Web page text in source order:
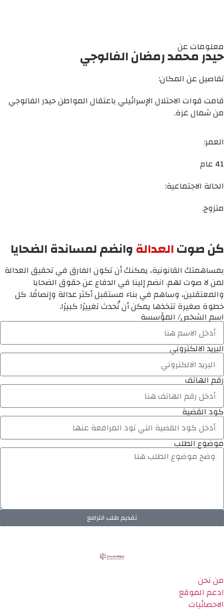
معلومات عن
حيدر محمد رمضان الفالوجي
تفاصيل عن المكان:
قامت قوات الاحتلال الإسرائيلي باعتقال المواطن حيدر الفالوجي
من شمال غزة.
العمر:
41 عام
الحالة الاجتماعية:
متزوج.
كن صوتالعدالةوانضم لمساندة الضحايا
بمساهمتك القانونية، يمكنك أن تكون الفارق في تحقيق العدالة
لمن لا صوت لهم. انضم إلينا في الدفاع عن حقوق الضحايا
والمعتقلين، وساهم في بناء مستقبل أكثر عدالة وإنصافًا. كل
خطوة صغيرة تتخذها يمكن أن تُحدث تغييرًا كبيرًا.
اسم الشخص/ المؤسسة
البريد الالكتروني
رقم الهاتف
كود القضية
موضوع الطلب
تقديم طلب الترافع
من نحن
ادعم الموقع
الاحصائيات